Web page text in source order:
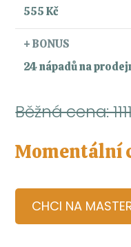
555 Kč
+ BONUS
24 nápadů na
Běžná cena:
Momentální
CHCI NA